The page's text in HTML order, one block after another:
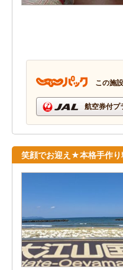
この施
航空券付プ
笑顔でお迎え★本格手作